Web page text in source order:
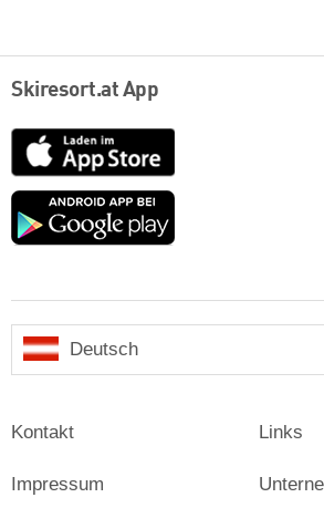
Skiresort.at App
App
Store
Google
Deutsch
Kontakt
Impressum
Links